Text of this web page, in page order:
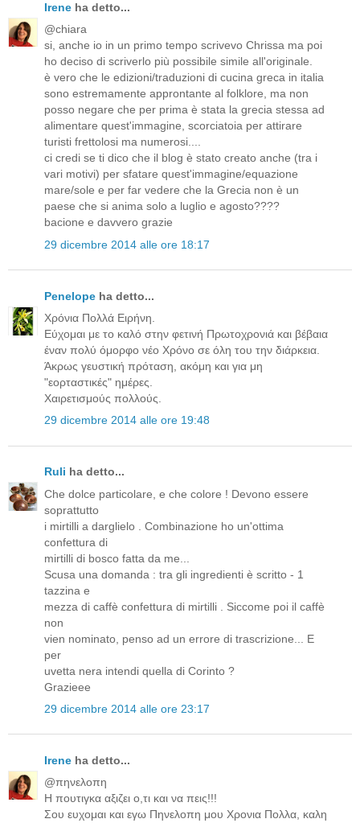
Irene ha detto...
@chiara
si, anche io in un primo tempo scrivevo Chrissa ma poi
ho deciso di scriverlo più possibile simile all'originale.
è vero che le edizioni/traduzioni di cucina greca in italia
sono estremamente approntante al folklore, ma non
posso negare che per prima è stata la grecia stessa ad
alimentare quest'immagine, scorciatoia per attirare
turisti frettolosi ma numerosi....
ci credi se ti dico che il blog è stato creato anche (tra i
vari motivi) per sfatare quest'immagine/equazione
mare/sole e per far vedere che la Grecia non è un
paese che si anima solo a luglio e agosto????
bacione e davvero grazie
29 dicembre 2014 alle ore 18:17
Penelope ha detto...
Χρόνια Πολλά Ειρήνη.
Εύχομαι με το καλό στην φετινή Πρωτοχρονιά και βέβαια
έναν πολύ όμορφο νέο Χρόνο σε όλη του την διάρκεια.
Άκρως γευστική πρόταση, ακόμη και για μη
"εορταστικές" ημέρες.
Χαιρετισμούς πολλούς.
29 dicembre 2014 alle ore 19:48
Ruli ha detto...
Che dolce particolare, e che colore ! Devono essere
soprattutto
i mirtilli a darglielo . Combinazione ho un'ottima
confettura di
mirtilli di bosco fatta da me...
Scusa una domanda : tra gli ingredienti è scritto - 1
tazzina e
mezza di caffè confettura di mirtilli . Siccome poi il caffè
non
vien nominato, penso ad un errore di trascrizione... E
per
uvetta nera intendi quella di Corinto ?
Grazieee
29 dicembre 2014 alle ore 23:17
Irene ha detto...
@πηνελοπη
Η πουτιγκα αξιζει ο,τι και να πεις!!!
Σου ευχομαι και εγω Πηνελοπη μου Χρονια Πολλα, καλη